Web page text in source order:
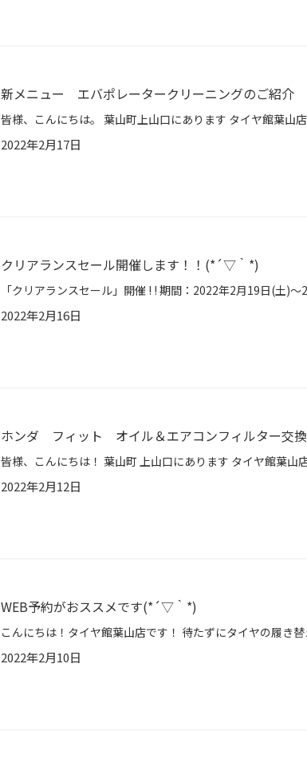
新メニュー エバポレータークリーニングのご紹介
2022年2月17日
クリアランスセール開催します！！(*´▽｀*)
2022年2月16日
ホンダ フィット オイル＆エアコンフィルター交換
2022年2月12日
WEB予約がおススメです(*´▽｀*)
2022年2月10日